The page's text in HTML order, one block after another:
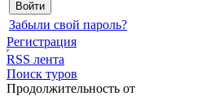
Забыли свой пароль?
Регистрация
RSS лента
Поиск туров
Продолжительность от